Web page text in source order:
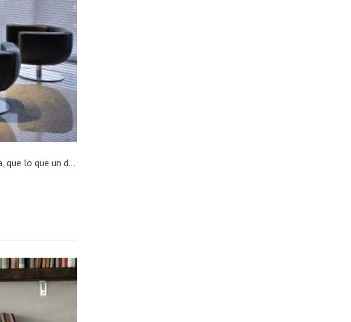
El mármol vuelve a marcar tendencia en el diseño de interiores. Dicen que la moda es cíclica, que lo que un día estuvo de moda volverá tarde o temprano a marca tendencia. El mejor ejemplo, el mármol que vuelve a ser tendencia en el diseño de interiores. Durante la primera mitad del siglo XX, marcó tendencia en […]